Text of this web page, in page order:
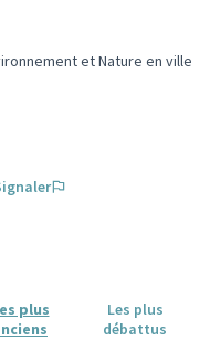
les résultats de la catégorie :
et Nature en ville
plus
Les plus
débattus